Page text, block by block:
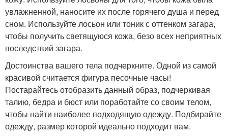
увлажненной, наносите их после горячего душа и перед
сном. Используйте лосьон или тоник с оттенком загара,
чтобы получить светящуюся кожа, безо всех неприятных
последствий загара.
Достоинства вашего тела подчеркните. Одной из самой
красивой считается фигура песочные часы!
Постарайтесь отобразить данный образ, подчеркивая
талию, бедра и бюст или поработайте со своим телом,
чтобы найти наиболее подходящую одежду. Подбирайте
одежду, размер которой идеально подходит вам.